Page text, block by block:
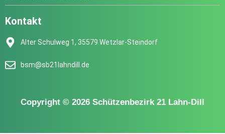
Kontakt
Alter Schulweg 1, 35579 Wetzlar-Steindorf
bsm@sb21lahndill.de
Copyright © 2026 Schützenbezirk 21 Lahn-Dill